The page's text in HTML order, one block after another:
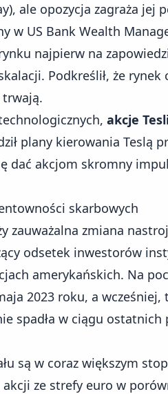
ale opozycja zagraża jej
w US Bank Wealth
najpierw na
Podkreślił, że
trwają.
akcje
plany kierowania Teslą
dać akcjom skromny
skarbowych
zauważalna zmiana
odsetek inwestorów
amerykańskich. Na
2023 roku, a
spadła w ciągu
są w coraz większym
ze strefy euro w